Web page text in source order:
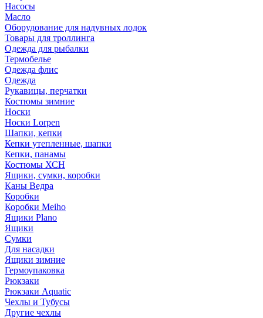
Насосы
Масло
Оборудование для надувных лодок
Товары для троллинга
Одежда для рыбалки
Термобелье
Одежда флис
Одежда
Рукавицы, перчатки
Костюмы зимние
Носки
Носки Lorpen
Шапки, кепки
Кепки утепленные, шапки
Кепки, панамы
Костюмы ХСН
Ящики, сумки, коробки
Каны Ведра
Коробки
Коробки Meiho
Ящики Plano
Ящики
Сумки
Для насадки
Ящики зимние
Гермоупаковка
Рюкзаки
Рюкзаки Aquatic
Чехлы и Тубусы
Другие чехлы